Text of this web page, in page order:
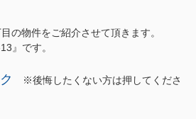
の物件をご紹介させて頂きます。
』 です。
※後悔したくない方は押してくださ